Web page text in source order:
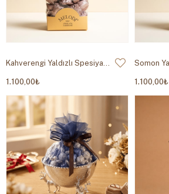
Kahverengi Yaldızlı Spesiyal Çikolata 500g
1.100,00₺ 1.100,00₺